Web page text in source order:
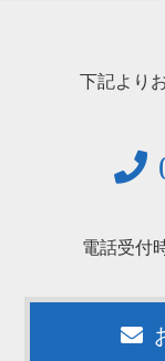
下記より
電話受付